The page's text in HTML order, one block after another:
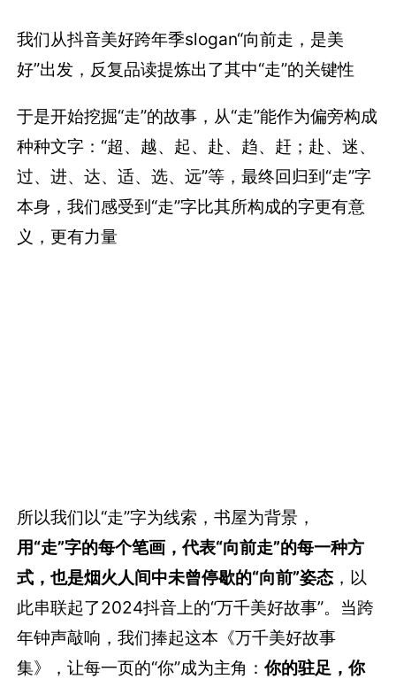
我们从抖音美好跨年季slogan“向前走，是美
好”出发，反复品读提炼出了其中“走”的关键性
于是开始挖掘“走”的故事，从“走”能作为偏旁构成
种种文字：“超、越、起、赴、趋、赶；赴、迷、
过、进、达、适、选、远”等，最终回归到“走”字
本身，我们感受到“走”字比其所构成的字更有意
义，更有力量
所以我们以“走”字为线索，书屋为背景，
用“走”字的每个笔画，代表“向前走”的每一种方
式，也是烟火人间中未曾停歇的“向前”姿态 ，以
此串联起了2024抖音上的“万千美好故事”。当跨
年钟声敲响，我们捧起这本《万千美好故事
集》，让每一页的“你”成为主角：你的驻足，你